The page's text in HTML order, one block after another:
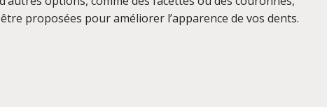
proposées pour améliorer l’apparence de vos dents.